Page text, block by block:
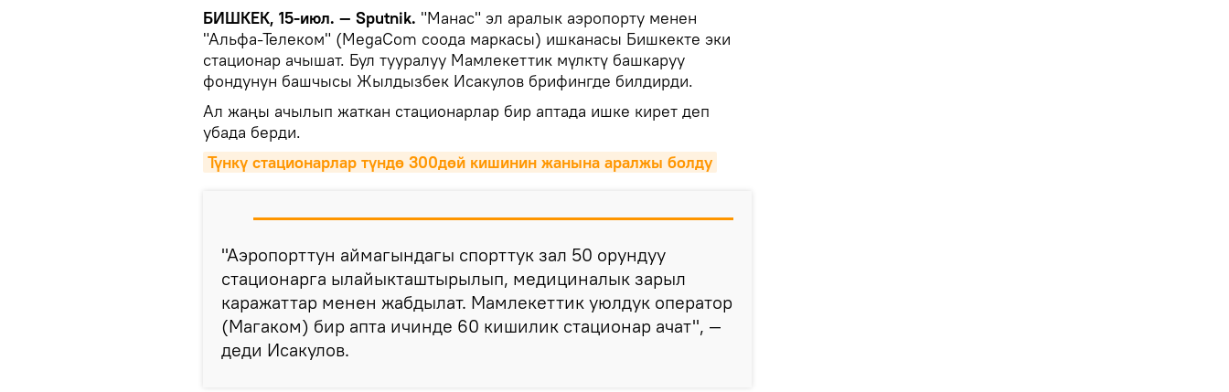
БИШКЕК, 15-июл. — Sputnik. "Манас" эл аралык аэропорту менен
"Альфа-Телеком" (MegaCom соода маркасы) ишканасы Бишкекте эки
стационар ачышат. Бул тууралуу Мамлекеттик мүлктү башкаруу
фондунун башчысы Жылдызбек Исакулов брифингде билдирди.
Ал жаңы ачылып жаткан стационарлар бир аптада ишке кирет деп
убада берди.
Түнкү стационарлар түндө 300дөй кишинин жанына аралжы болду
"Аэропорттун аймагындагы спорттук зал 50 орундуу
стационарга ылайыкташтырылып, медициналык зарыл
каражаттар менен жабдылат. Мамлекеттик уюлдук оператор
(Магаком) бир апта ичинде 60 кишилик стационар ачат", —
деди Исакулов.